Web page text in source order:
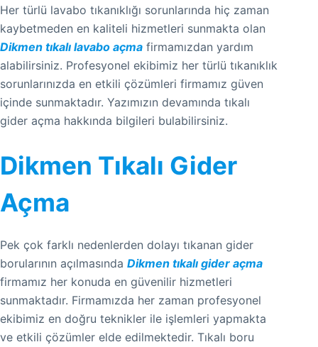
Her türlü lavabo tıkanıklığı sorunlarında hiç zaman
kaybetmeden en kaliteli hizmetleri sunmakta olan
Dikmen tıkalı lavabo açma firmamızdan yardım
alabilirsiniz. Profesyonel ekibimiz her türlü tıkanıklık
sorunlarınızda en etkili çözümleri firmamız güven
içinde sunmaktadır. Yazımızın devamında tıkalı
gider açma hakkında bilgileri bulabilirsiniz.
Dikmen Tıkalı Gider
Açma
Pek çok farklı nedenlerden dolayı tıkanan gider
borularının açılmasında Dikmen tıkalı gider açma
firmamız her konuda en güvenilir hizmetleri
sunmaktadır. Firmamızda her zaman profesyonel
ekibimiz en doğru teknikler ile işlemleri yapmakta
ve etkili çözümler elde edilmektedir. Tıkalı boru